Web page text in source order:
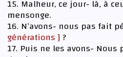
15. Malheur, ce jour- là, à
mensonge.
16. N’avons- nous pas fait
générations ]?
17. Puis ne les avons-